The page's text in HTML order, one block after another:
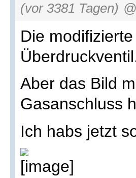
(vor 3381 Tagen)
Die
Aber das Bild
Gasanschluss
Ich habs jetzt